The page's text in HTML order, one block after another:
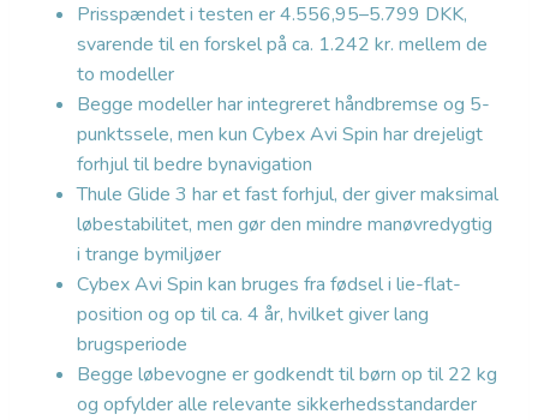
Prisspændet i testen er 4.556,95–5.799 DKK,
svarende til en forskel på ca. 1.242 kr. mellem de
to modeller
Begge modeller har integreret håndbremse og 5-
punktssele, men kun Cybex Avi Spin har drejeligt
forhjul til bedre bynavigation
Thule Glide 3 har et fast forhjul, der giver maksimal
løbestabilitet, men gør den mindre manøvredygtig
i trange bymiljøer
Cybex Avi Spin kan bruges fra fødsel i lie-flat-
position og op til ca. 4 år, hvilket giver lang
brugsperiode
Begge løbevogne er godkendt til børn op til 22 kg
og opfylder alle relevante sikkerhedsstandarder